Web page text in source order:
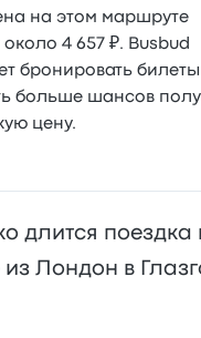
на этом маршруте
около 4 657 ₽. Busbud
бронировать
больше шансов
цену.
длится поездка
из Лондон в